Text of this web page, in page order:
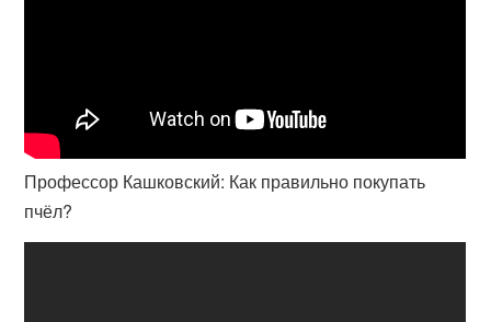
Профессор Кашковский: Как правильно покупать
пчёл?